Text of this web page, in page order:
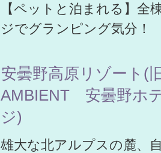
【ペットと泊まれる】全
ジでグランピング気分！
安曇野高原リゾート
AMBIENT 安曇野ホ
ジ)
雄大な北アルプスの麓、